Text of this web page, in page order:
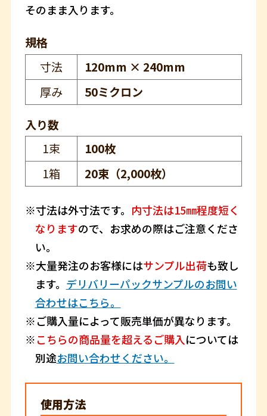
そのまま入ります。
規格
寸法
120mm × 240mm
厚み
50ミクロン
入り数
1束
100枚
1箱
20束（2,000枚）
寸法は外寸法です。 内寸法は15㎜程度短く
なりますので、お求めの際はご注意くださ
い。
大量発注のお客様にはサンプル出荷も致し
ます。 デリバリーパックサンプルのお問い
合わせはこちら。
ご購入量によって販売単価が異なります。
こちらの商品量を超えるご購入については
別途お問い合わせください。
使用方法